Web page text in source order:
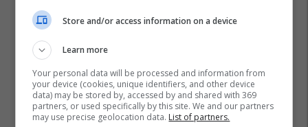
Store and/or access information on a device
Learn more
Your personal data will be processed and information from
your device (cookies, unique identifiers, and other device
data) may be stored by, accessed by and shared with 369
partners, or used specifically by this site. We and our partners
may use precise geolocation data. List of partners.